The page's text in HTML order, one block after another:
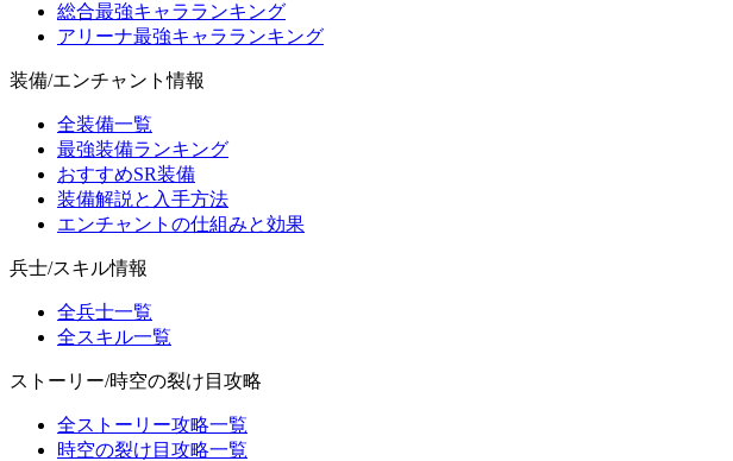
総合最強キャラランキング
アリーナ最強キャラランキング
装備/エンチャント情報
全装備一覧
最強装備ランキング
おすすめSR装備
装備解説と入手方法
エンチャントの仕組みと効果
兵士/スキル情報
全兵士一覧
全スキル一覧
ストーリー/時空の裂け目攻略
全ストーリー攻略一覧
時空の裂け目攻略一覧